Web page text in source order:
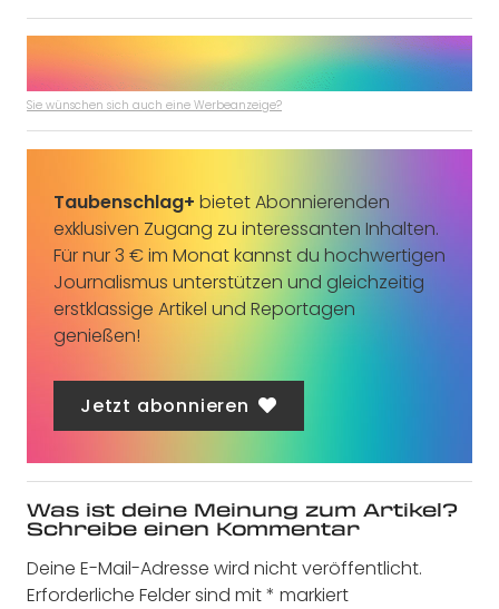
Sie wünschen sich auch eine Werbeanzeige?
Taubenschlag+ bietet Abonnierenden
exklusiven Zugang zu interessanten Inhalten.
Für nur 3 € im Monat kannst du hochwertigen
Journalismus unterstützen und gleichzeitig
erstklassige Artikel und Reportagen
genießen!
Jetzt abonnieren
Was ist deine Meinung zum Artikel?
Schreibe einen Kommentar
Deine E-Mail-Adresse wird nicht veröffentlicht.
Erforderliche Felder sind mit* markiert